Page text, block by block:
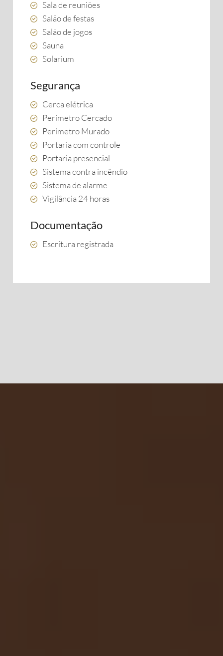
Sala de reuniões
Salão de festas
Salão de jogos
Sauna
Solarium
Segurança
Cerca elétrica
Perímetro Cercado
Perímetro Murado
Portaria com controle
Portaria presencial
Sistema contra incêndio
Sistema de alarme
Vigilância 24 horas
Documentação
Escritura registrada